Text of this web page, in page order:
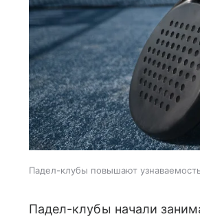
Падел-клубы повышают
Падел-клубы начали